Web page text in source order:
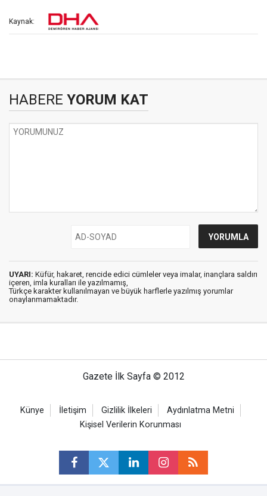
Kaynak:
HABERE YORUM KAT
UYARI: Küfür, hakaret, rencide edici cümleler veya imalar, inançlara saldırı
içeren, imla kuralları ile yazılmamış,
Türkçe karakter kullanılmayan ve büyük harflerle yazılmış yorumlar
onaylanmamaktadır.
Gazete İlk Sayfa © 2012
Künye İletişim Gizlilik İlkeleri
Aydınlatma Metni
Kişisel Verilerin Korunması